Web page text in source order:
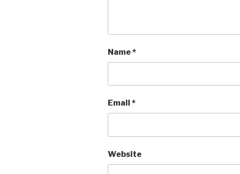
Name*
Email *
Website